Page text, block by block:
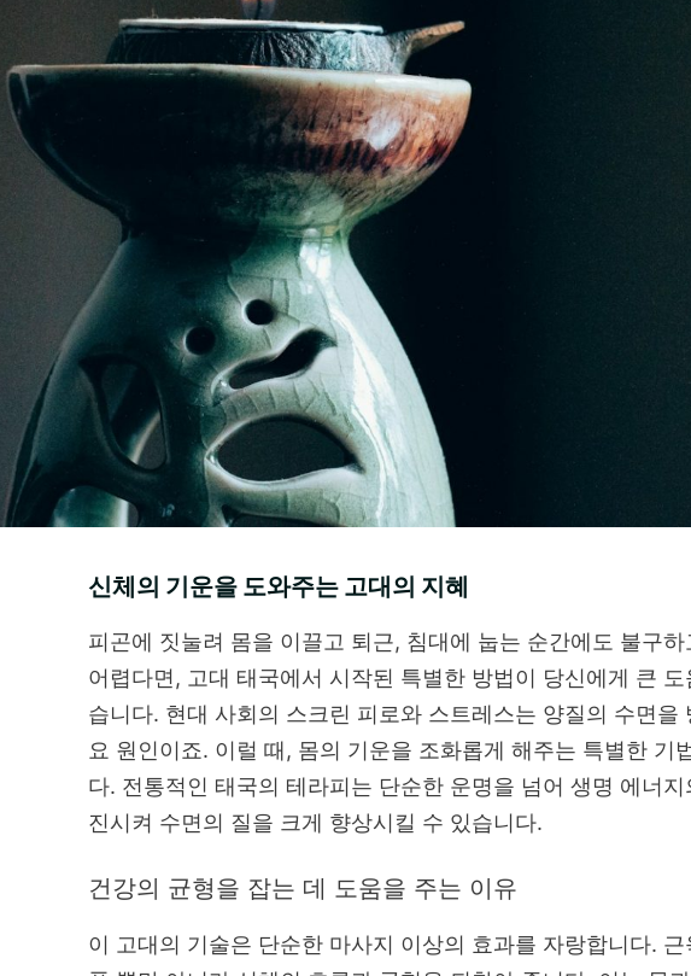
신체의 기운을 도와주는 고대의 지혜
피곤에 짓눌려 몸을 이끌고 퇴근, 침대에 눕는 순간에도 불구하
어렵다면, 고대 태국에서 시작된 특별한 방법이 당신에게 큰 도
습니다. 현대 사회의 스크린 피로와 스트레스는 양질의 수면을
요 원인이죠. 이럴 때, 몸의 기운을 조화롭게 해주는 특별한 기
다. 전통적인 태국의 테라피는 단순한 운명을 넘어 생명 에너
진시켜 수면의 질을 크게 향상시킬 수 있습니다.
건강의 균형을 잡는 데 도움을 주는 이유
이 고대의 기술은 단순한 마사지 이상의 효과를 자랑합니다. 근